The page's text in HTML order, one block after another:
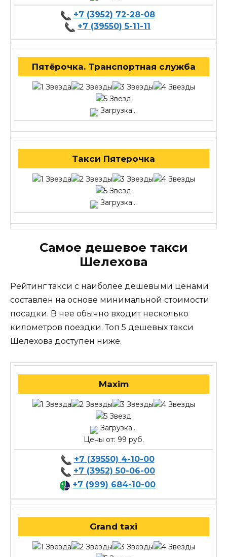
+7 (3952) 72-28-08
+7 (39550) 5-11-11
Пятёрочка. Транспортная служба
Загрузка...
Такси Пятерочка
Загрузка...
Самое дешевое такси
Шелехова
Рейтинг такси с наиболее дешевыми ценами
составлен на основе минимальной стоимости
посадки. В нее обычно входит несколько
километров поездки. Топ 5 дешевых такси
Шелехова доступен ниже.
Maxim
Загрузка...
Цены от: 99 руб.
+7 (39550) 4-10-00
+7 (3952) 50-06-00
+7 (999) 684-10-00
Grand taxi